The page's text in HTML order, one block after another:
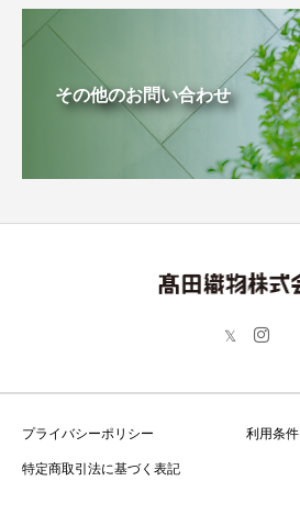
その他のお問い合わせ
プライバシーポリシー
利用条件
特定商取引法に基づく表記